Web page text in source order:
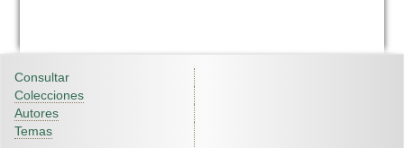
Consultar
Colecciones
Autores
Temas